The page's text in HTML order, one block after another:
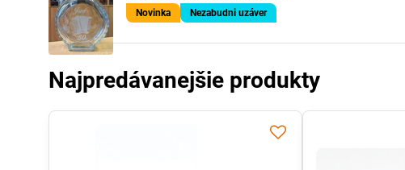
Novinka Nezabudni uzáver
Najpredávanejšie produkty